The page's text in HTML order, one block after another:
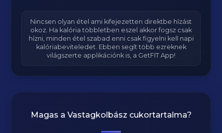
Nincsen olyan étel ami kifejezetten direktbe hízást
okoz. Ha kalória többletben eszel akkor fogsz csak
hízni, minden étel szabad enni csak figyelni kell napi
kalóriabeviteledet. Ebben segít több ezreknek
világszerte applikációnk is, a GetFIT App!
Magas a Vastagkolbász cukortartalma?